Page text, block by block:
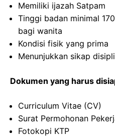
Memiliki ijazah Satpam
Tinggi badan minimal
bagi wanita
Kondisi fisik yang prima
Menunjukkan sikap
Dokumen yang harus
Curriculum Vitae (CV)
Surat Permohonan
Fotokopi KTP